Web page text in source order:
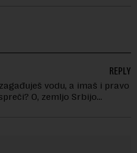
vodu, a imaš i pravo
O, zemljo Srbijo…
REPLY